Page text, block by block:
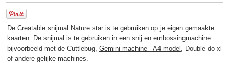
De Creatable snijmal Nature star is te gebruiken op je eigen gemaakte
kaarten. De snijmal is te gebruiken in een snij en embossingmachine
bijvoorbeeld met de Cuttlebug, Gemini machine - A4 model , Double do xl
of andere gelijke machines.